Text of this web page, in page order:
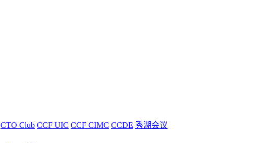
CTO Club CCF UIC CCF CIMC CCDE 秀湖会议